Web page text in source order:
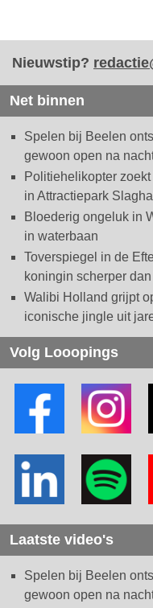
Nieuwstip?
Net binnen
Spelen bij Beelen
gewoon open na
Politiehelikopter
in Attractiepark
Bloederig ongeluk in
in waterbaan
Toverspiegel in de
koningin scherper
Walibi Holland grijpt
iconische jingle uit
Volg Looopings
Laatste video's
Spelen bij Beelen
gewoon open na